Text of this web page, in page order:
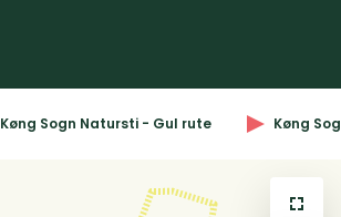
Køng Sogn Natursti - Gul rute Køng
⤢